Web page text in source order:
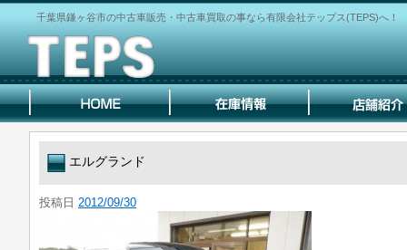
千葉県鎌ヶ谷市の中古車販売・中古車買取の事なら有限会社テップス(TEPS)へ！
エルグランド
投稿日 2012/09/30